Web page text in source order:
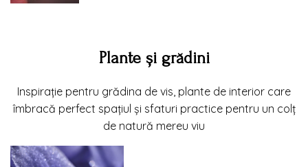
Plante și grădini
Inspirație pentru grădina de vis, plante de interior care
îmbracă perfect spațiul și sfaturi practice pentru un colț
de natură mereu viu